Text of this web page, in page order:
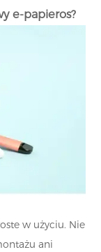
e-papieros?
w użyciu. Nie
ani